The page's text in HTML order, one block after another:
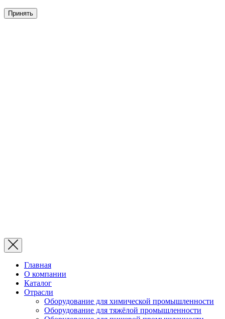
Принять
Главная
О компании
Каталог
Отрасли
Оборудование для химической промышленности
Оборудование для тяжёлой промышленности